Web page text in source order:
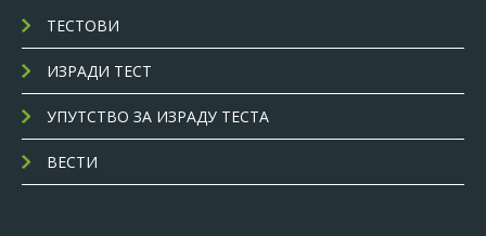
ТЕСТОВИ
ИЗРАДИ ТЕСТ
УПУТСТВО ЗА ИЗРАДУ ТЕСТА
ВЕСТИ